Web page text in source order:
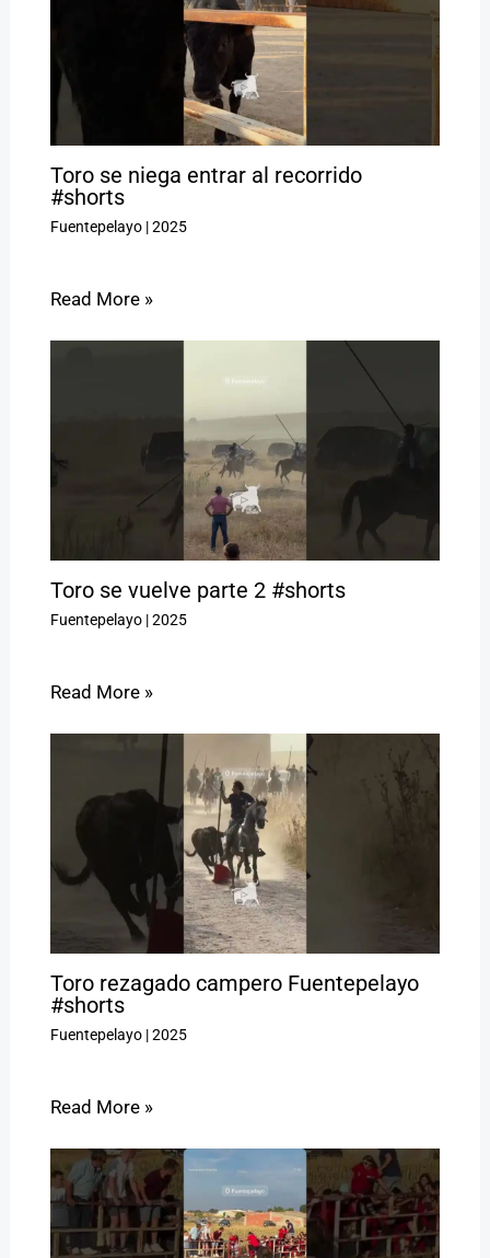
Toro se niega entrar al recorrido
#shorts
Fuentepelayo|2025
Read More »
Toro se vuelve parte 2 #shorts
Fuentepelayo|2025
Read More »
Toro rezagado campero Fuentepelayo
#shorts
Fuentepelayo|2025
Read More »